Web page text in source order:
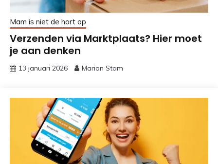
Mam is niet de hort op
Verzenden via Marktplaats? Hier moet
je aan denken
13 januari 2026 Marion Stam